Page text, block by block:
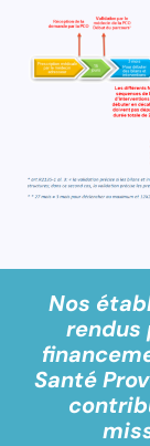
Nos
rendus
Santé